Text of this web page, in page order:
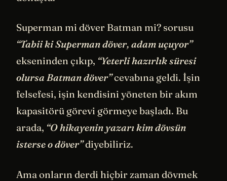
Superman mi döver Batman mi? sorusu
“Tabii ki Superman döver, adam uçuyor”
ekseninden çıkıp, “Yeterli hazırlık süresi
olursa Batman döver”cevabına geldi. İşin
felsefesi, işin kendisini yöneten bir akım
kapasitörü görevi görmeye başladı. Bu
arada, “O hikayenin yazarı kim dövsün
isterse o döver”diyebiliriz.
Ama onların derdi hiçbir zaman dövmek